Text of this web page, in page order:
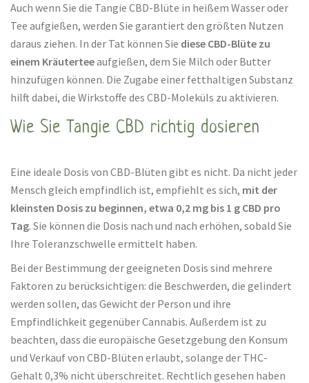
Auch wenn Sie die Tangie CBD-Blüte in heißem Wasser oder
Tee aufgießen, werden Sie garantiert den größten Nutzen
daraus ziehen. In der Tat können Sie diese CBD-Blüte zu
einem Kräuterteeaufgießen, dem Sie Milch oder Butter
hinzufügen können. Die Zugabe einer fetthaltigen Substanz
hilft dabei, die Wirkstoffe des CBD-Moleküls zu aktivieren.
Wie Sie Tangie CBD richtig dosieren
Eine ideale Dosis von CBD-Blüten gibt es nicht. Da nicht jeder
Mensch gleich empfindlich ist, empfiehlt es sich, mit der
kleinsten Dosis zu beginnen, etwa 0,2 mg bis 1 g CBD pro
Tag. Sie können die Dosis nach und nach erhöhen, sobald Sie
Ihre Toleranzschwelle ermittelt haben.
Bei der Bestimmung der geeigneten Dosis sind mehrere
Faktoren zu berücksichtigen: die Beschwerden, die gelindert
werden sollen, das Gewicht der Person und ihre
Empfindlichkeit gegenüber Cannabis. Außerdem ist zu
beachten, dass die europäische Gesetzgebung den Konsum
und Verkauf von CBD-Blüten erlaubt, solange der THC-
Gehalt 0,3% nicht überschreitet. Rechtlich gesehen haben